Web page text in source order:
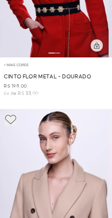
+ MAIS CORES
CINTO FLOR METAL - DOURADO
R$ 198,00
6x de R$ 33,00